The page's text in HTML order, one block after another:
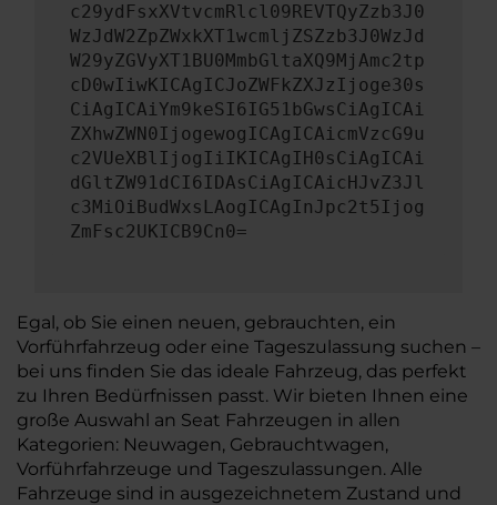
c29ydFsxXVtvcmRlcl09REVTQyZzb3J0
WzJdW2ZpZWxkXT1wcmljZSZzb3J0WzJd
W29yZGVyXT1BU0MmbGltaXQ9MjAmc2tp
cD0wIiwKICAgICJoZWFkZXJzIjoge30s
CiAgICAiYm9keSI6IG51bGwsCiAgICAi
ZXhwZWN0IjogewogICAgICAicmVzcG9u
c2VUeXBlIjogIiIKICAgIH0sCiAgICAi
dGltZW91dCI6IDAsCiAgICAicHJvZ3Jl
c3MiOiBudWxsLAogICAgInJpc2t5Ijog
ZmFsc2UKICB9Cn0=
Egal, ob Sie einen neuen, gebrauchten, ein
Vorführfahrzeug oder eine Tageszulassung suchen –
bei uns finden Sie das ideale Fahrzeug, das perfekt
zu Ihren Bedürfnissen passt. Wir bieten Ihnen eine
große Auswahl an Seat Fahrzeugen in allen
Kategorien: Neuwagen, Gebrauchtwagen,
Vorführfahrzeuge und Tageszulassungen. Alle
Fahrzeuge sind in ausgezeichnetem Zustand und